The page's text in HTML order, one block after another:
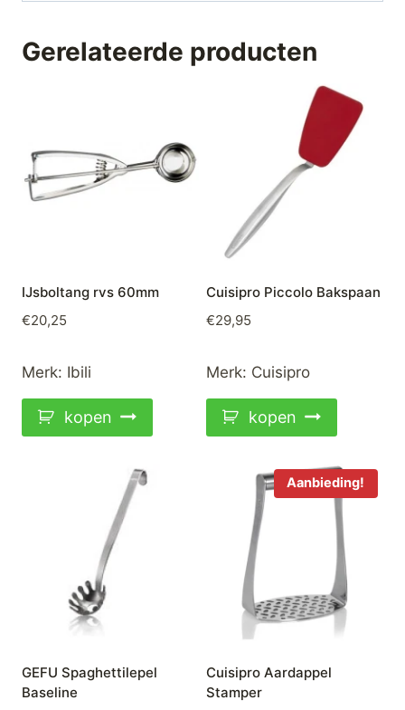
Gerelateerde producten
IJsboltang rvs 60mm
€20,25
Merk: Ibili
kopen
Cuisipro Piccolo Bakspaan
€29,95
Merk: Cuisipro
kopen
GEFU Spaghettilepel
Baseline
Aanbieding!
Cuisipro Aardappel
Stamper